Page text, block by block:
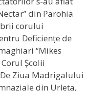
din Parohia
corului
Deficiențe de
“Mikes
Școlii
Ziua Madrigalului
din Urleta,